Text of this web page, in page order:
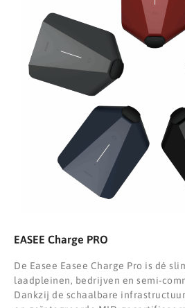
EASEE Charge PRO
De Easee Easee Charge Pro is dé
laadpleinen, bedrijven en semi-
Dankzij de schaalbare